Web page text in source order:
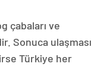
çabaları ve
Sonuca ulaşması
Türkiye her